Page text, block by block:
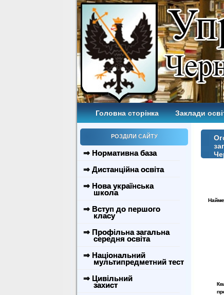
Головна сторінка Заклади
РОЗДІЛИ САЙТУ
⇒ Нормативна база
⇒ Дистанційна освіта
⇒ Нова українська
школа
⇒ Вступ до першого
класу
⇒ Профільна загальна
середня освіта
⇒ Національний
мультипредметний тест
⇒ Цивільний
захист